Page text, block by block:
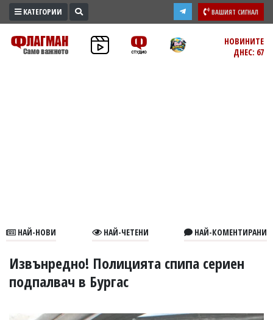
ПРОМО
ЗОНА
В
УКРАЙНА
РАЗСЛЕДВАНЕ
КАТЕГОРИИ ВАШИЯТ СИГНАЛ
НОВИНИТЕ
ДНЕС: 67
НАЙ-НОВИ НАЙ-ЧЕТЕНИ НАЙ-КОМЕНТИРАНИ
Извънредно! Полицията спипа сериен
подпалвач в Бургас